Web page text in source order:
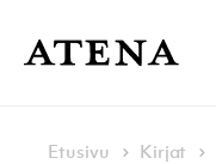
Atena Kustannus
Browse:
Etusivu Kirjat